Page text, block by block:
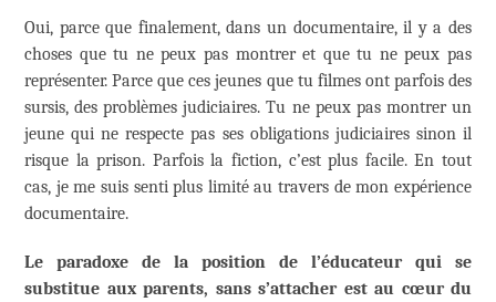
Oui, parce que finalement, dans un documentaire, il y a des
choses que tu ne peux pas montrer et que tu ne peux pas
représenter. Parce que ces jeunes que tu filmes ont parfois des
sursis, des problèmes judiciaires. Tu ne peux pas montrer un
jeune qui ne respecte pas ses obligations judiciaires sinon il
risque la prison. Parfois la fiction, c’est plus facile. En tout
cas, je me suis senti plus limité au travers de mon expérience
documentaire.
Le paradoxe de la position de l’éducateur qui se
substitue aux parents, sans s’attacher est au cœur du